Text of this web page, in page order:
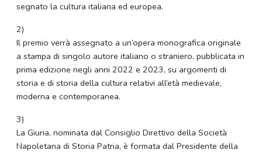
segnato la cultura italiana ed europea.
2)
Il premio verrà assegnato a un’opera monografica originale
a stampa di singolo autore italiano o straniero, pubblicata in
prima edizione negli anni 2022 e 2023, su argomenti di
storia e di storia della cultura relativi all’età medievale,
moderna e contemporanea.
3)
La Giuria, nominata dal Consiglio Direttivo della Società
Napoletana di Storia Patria, è formata dal Presidente della